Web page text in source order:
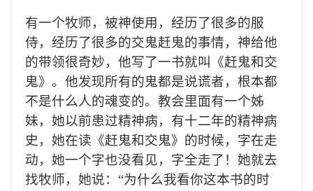
有一个牧师，被神使用，经历了很多的服
侍，经历了很多的交鬼赶鬼的事情，神给他
的带领很奇妙，他写了一书就叫《赶鬼和交
鬼》。他发现所有的鬼都是说谎者，根本都
不是什么人的魂变的。教会里面有一个姊
妹，她以前患过精神病，有十二年的精神病
史，她在读《赶鬼和交鬼》的时候，字在走
动，她一个字也没看见，字全走了！她就去
找牧师，她说： “为什么我看你这本书的时